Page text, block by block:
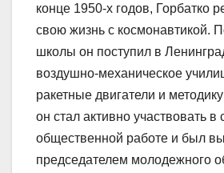
конце 1950-х годов, Горбатко
свою жизнь с космонавтикой.
школы он поступил в
воздушно-механическое
ракетные двигатели и
он стал активно участвовать в
общественной работе и был
председателем молодежного